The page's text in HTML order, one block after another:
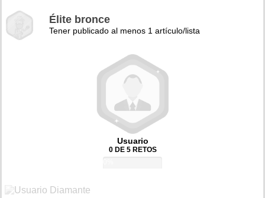
Élite bronce
Tener publicado al menos 1 artículo/lista
Usuario
0 DE 5 RETOS